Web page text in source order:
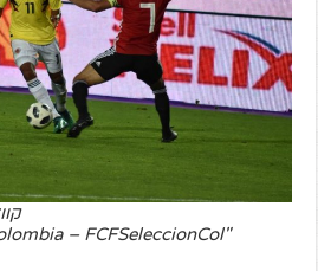
– FCFSeleccionCol"